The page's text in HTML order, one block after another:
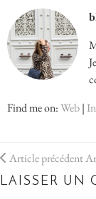
Find me on:Web|
Article précédent
LAISSER UN